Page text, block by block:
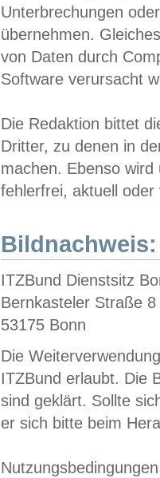
Unterbrechungen
übernehmen.
von Daten durch
Software verursacht
Die Redaktion bittet
Dritter, zu denen in
machen. Ebenso
fehlerfrei, aktuell oder
Bildnachweis:
ITZBund Dienstsitz
Bernkasteler Straße 8
53175 Bonn
Die
ITZBund erlaubt. Die
sind geklärt. Sollte
er sich bitte beim